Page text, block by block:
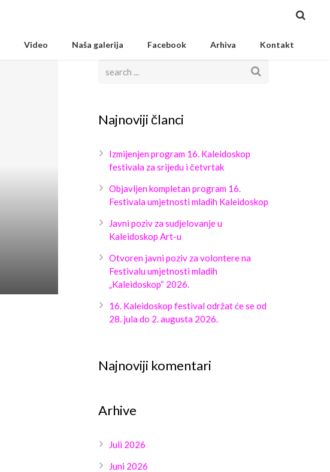
Video Naša galerija Facebook Arhiva Kontakt
Najnoviji članci
Izmijenjen program 16. Kaleidoskop
festivala za srijedu i četvrtak
Objavljen kompletan program 16.
Festivala umjetnosti mladih Kaleidoskop
Javni poziv za sudjelovanje u
Kaleidoskop Art-u
Otvoren javni poziv za volontere na
Festivalu umjetnosti mladih
„Kaleidoskop“ 2026.
16. Kaleidoskop festival održat će se od
28. jula do 2. augusta 2026.
Najnoviji komentari
Arhive
Juli 2026
Juni 2026